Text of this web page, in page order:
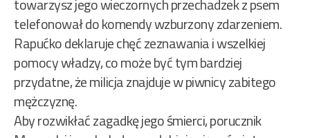
towarzysz jego wieczornych przechadzek z psem
telefonował do komendy wzburzony zdarzeniem.
Rapućko deklaruje chęć zeznawania i wszelkiej
pomocy władzy, co może być tym bardziej
przydatne, że milicja znajduje w piwnicy zabitego
mężczyznę.
Aby rozwikłać zagadkę jego śmierci, porucznik